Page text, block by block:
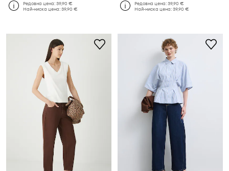
Редовна цена:39,90 €
Най-ниска цена:39,90 €
Редовна цена:39,90 €
Най-ниска цена:39,90 €